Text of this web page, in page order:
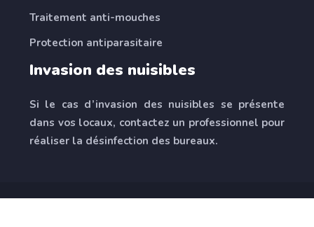
Traitement anti-mouches
Protection antiparasitaire
Invasion des nuisibles
Si le cas d’invasion des nuisibles se présente
dans vos locaux, contactez un professionnel pour
réaliser la désinfection des bureaux.